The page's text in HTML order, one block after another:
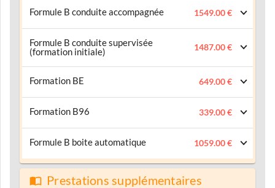
Formule B conduite accompagnée 1549.00 €
Formule B conduite supervisée
(formation initiale)
1487.00 €
Formation BE 649.00 €
Formation B96 339.00 €
Formule B boite automatique 1059.00 €
Prestations supplémentaires